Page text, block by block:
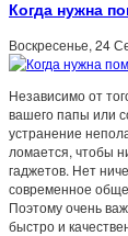
Когда нужна
Воскресенье, 24
Независимо от
вашего папы или
устранение
ломается, чтобы
гаджетов. Нет
современное
Поэтому очень
быстро и